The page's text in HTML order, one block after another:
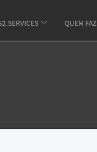
QUEM FAZ